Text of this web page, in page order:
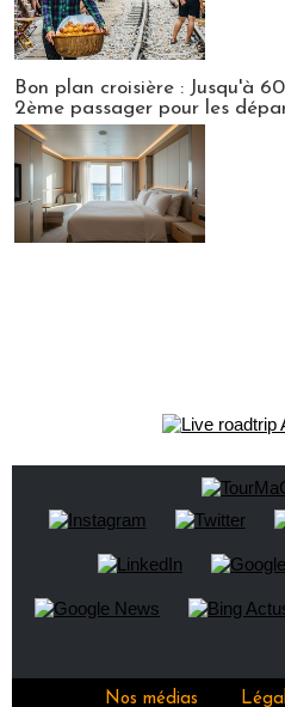
Bon plan croisière : Jusqu'à
2ème passager pour les
Nos médias